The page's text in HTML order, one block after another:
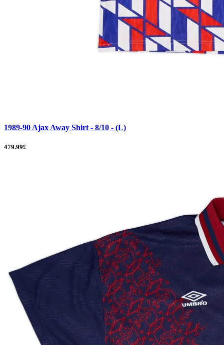
1989-90 Ajax Away Shirt - 8/10 - (L)
479.99£